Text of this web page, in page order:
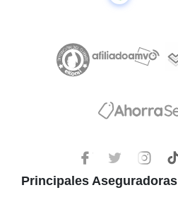
Principales Aseguradoras